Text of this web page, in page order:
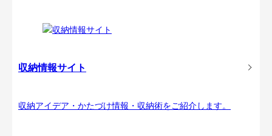
収納情報サイト
収納アイデア・かたづけ情報・収納術をご紹介します。